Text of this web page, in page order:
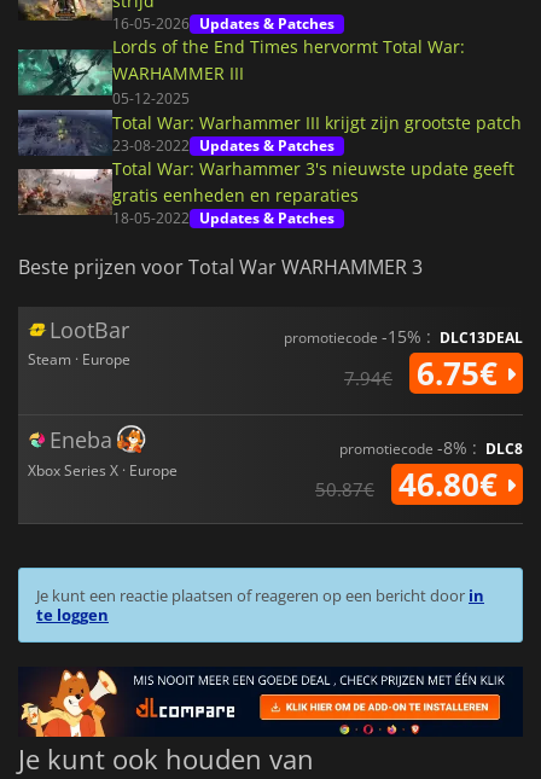
16-05-2026 Updates & Patches
Lords of the End Times hervormt Total War:
WARHAMMER III
05-12-2025
Total War: Warhammer III krijgt zijn grootste patch
23-08-2022 Updates & Patches
Total War: Warhammer 3's nieuwste update geeft
gratis eenheden en reparaties
18-05-2022 Updates & Patches
Beste prijzen voor Total War WARHAMMER 3
LootBar
Steam · Europe
promotiecode -15% : DLC13DEAL
7.94€ 6.75€
Eneba
Xbox Series X · Europe
promotiecode -8% : DLC8
50.87€ 46.80€
Je kunt een reactie plaatsen of reageren op een bericht door in
te loggen
Je kunt ook houden van